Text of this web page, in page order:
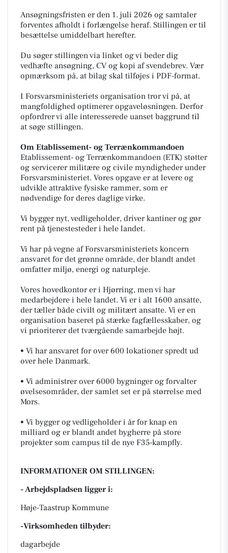
Ansøgningsfristen er den 1. juli 2026 og samtaler
forventes afholdt i forlængelse heraf. Stillingen er til
besættelse umiddelbart herefter.
Du søger stillingen via linket og vi beder dig
vedhæfte ansøgning, CV og kopi af svendebrev. Vær
opmærksom på, at bilag skal tilføjes i PDF-format.
I Forsvarsministeriets organisation tror vi på, at
mangfoldighed optimerer opgaveløsningen. Derfor
opfordrer vi alle interesserede uanset baggrund til
at søge stillingen.
Om Etablissement- og Terrænkommandoen
Etablissement- og Terrænkommandoen (ETK) støtter
og servicerer militære og civile myndigheder under
Forsvarsministeriet. Vores opgave er at levere og
udvikle attraktive fysiske rammer, som er
nødvendige for deres daglige virke.
Vi bygger nyt, vedligeholder, driver kantiner og gør
rent på tjenestesteder i hele landet.
Vi har på vegne af Forsvarsministeriets koncern
ansvaret for det grønne område, der blandt andet
omfatter miljø, energi og naturpleje.
Vores hovedkontor er i Hjørring, men vi har
medarbejdere i hele landet. Vi er i alt 1600 ansatte,
der tæller både civilt og militært ansatte. Vi er en
organisation baseret på stærke fagfællesskaber, og
vi prioriterer det tværgående samarbejde højt.
• Vi har ansvaret for over 600 lokationer spredt ud
over hele Danmark.
• Vi administrer over 6000 bygninger og forvalter
øvelsesområder, der samlet set er på størrelse med
Mors.
• Vi bygger og vedligeholder i år for knap en
milliard og er blandt andet bygherre på store
projekter som campus til de nye F35-kampfly.
INFORMATIONER OM STILLINGEN:
- Arbejdspladsen ligger i:
Høje-Taastrup Kommune
-Virksomheden tilbyder:
dagarbejde